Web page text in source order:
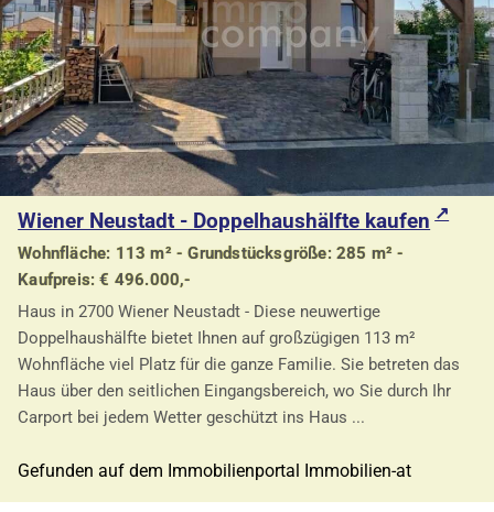
Wiener Neustadt - Doppelhaushälfte kaufen
Wohnfläche: 113 m² - Grundstücksgröße: 285 m² -
Kaufpreis: € 496.000,-
Haus in 2700 Wiener Neustadt - Diese neuwertige
Doppelhaushälfte bietet Ihnen auf großzügigen 113 m²
Wohnfläche viel Platz für die ganze Familie. Sie betreten das
Haus über den seitlichen Eingangsbereich, wo Sie durch Ihr
Carport bei jedem Wetter geschützt ins Haus ...
Gefunden auf dem Immobilienportal Immobilien-at